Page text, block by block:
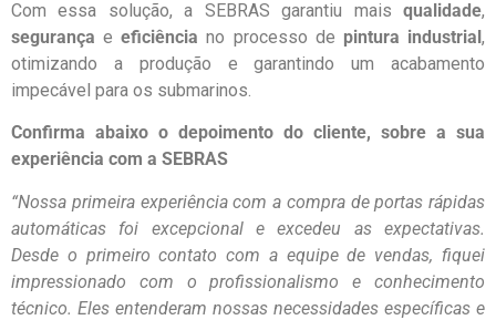
Com essa solução, a SEBRAS garantiu mais qualidade,
segurança eeficiência no processo de pintura industrial,
otimizando a produção e garantindo um acabamento
impecável para os submarinos.
Confirma abaixo o depoimento do cliente, sobre a sua
experiência com a SEBRAS
“Nossa primeira experiência com a compra de portas rápidas
automáticas foi excepcional e excedeu as expectativas.
Desde o primeiro contato com a equipe de vendas, fiquei
impressionado com o profissionalismo e conhecimento
técnico. Eles entenderam nossas necessidades específicas e